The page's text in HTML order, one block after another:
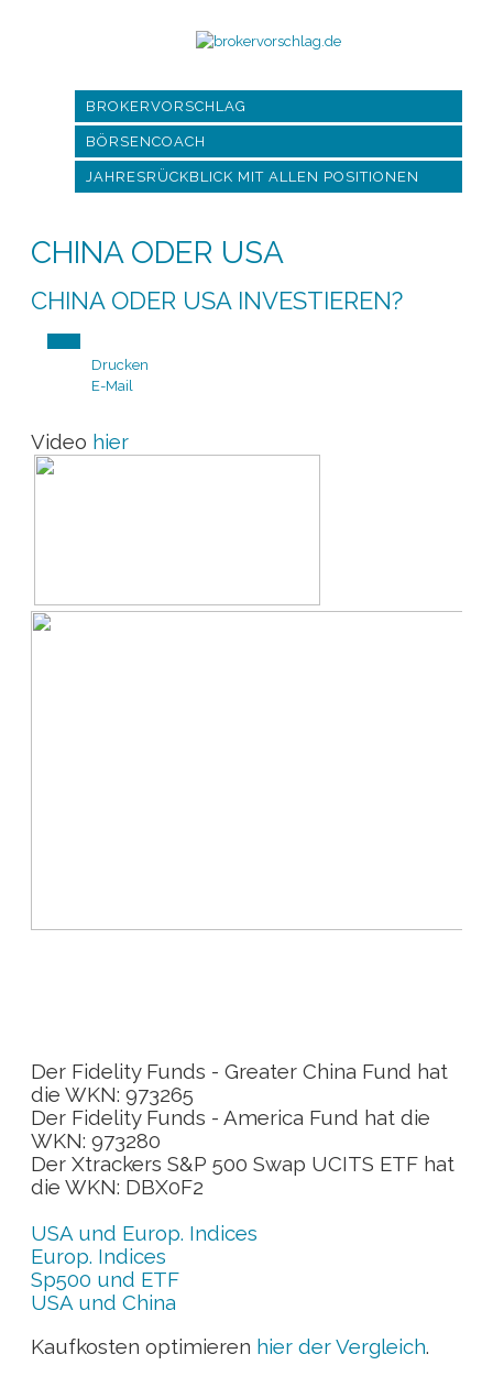
BROKERVORSCHLAG
BÖRSENCOACH
JAHRESRÜCKBLICK MIT ALLEN POSITIONEN
CHINA ODER USA
CHINA ODER USA INVESTIEREN?
Drucken
E-Mail
Video hier
Der Fidelity Funds - Greater China Fund hat
die WKN: 973265
Der Fidelity Funds - America Fund hat die
WKN: 973280
Der Xtrackers S&P 500 Swap UCITS ETF hat
die WKN: DBX0F2
USA und Europ. Indices
Europ. Indices
Sp500 und ETF
USA und China
Kaufkosten optimieren hier der Vergleich.